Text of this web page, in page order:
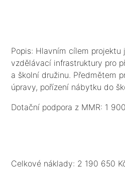
Popis: Hlavním cílem projektu
vzdělávací infrastruktury pro
a školní družinu. Předmětem
úpravy, pořízení nábytku do
Dotační podpora z MMR: 1
Celkové náklady: 2 190 650